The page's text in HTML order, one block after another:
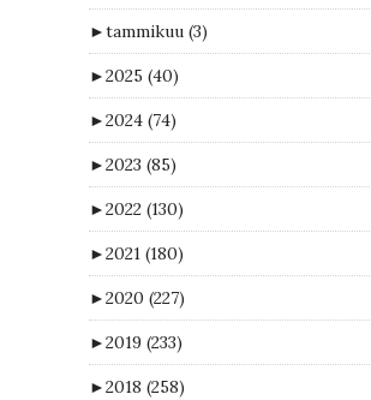
►tammikuu (3)
►2025 (40)
►2024 (74)
►2023 (85)
►2022 (130)
►2021 (180)
►2020 (227)
►2019 (233)
►2018 (258)